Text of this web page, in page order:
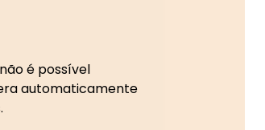
é possível
automaticamente